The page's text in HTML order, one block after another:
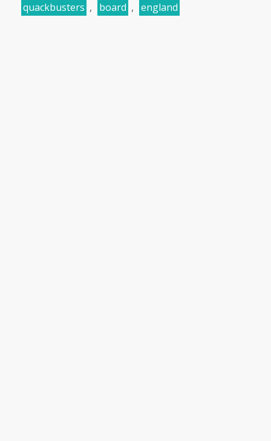
quackbusters , board , england